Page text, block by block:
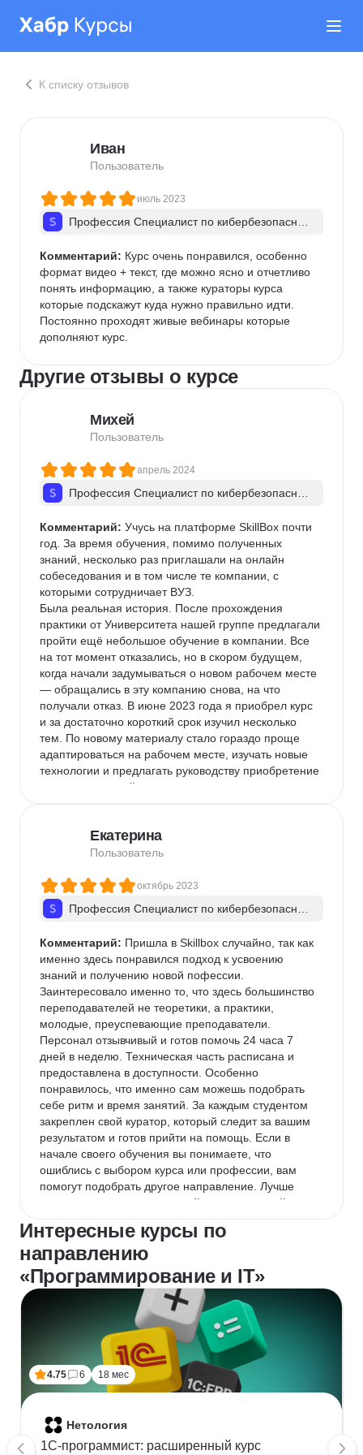
К списку отзывов
Иван
Пользователь
июль 2023
Профессия Специалист по кибербезопас­но­с
Комментарий: Курс очень понравился, особенно
формат видео + текст, где можно ясно и отчетливо
понять информацию, а также кураторы курса
которые подскажут куда нужно правильно идти.
Постоянно проходят живые вебинары которые
дополняют курс.
Другие отзывы о курсе
Михей
Пользователь
апрель 2024
Профессия Специалист по кибербезопас­но­с
Комментарий: Учусь на платформе SkillBox почти
год. За время обучения, помимо полученных
знаний, несколько раз приглашали на онлайн
собеседования и в том числе те компании, с
которыми сотрудничает ВУЗ.
Была реальная история. После прохождения
практики от Университета нашей группе предлагали
пройти ещё небольшое обучение в компании. Все
на тот момент отказались, но в скором будущем,
когда начали задумываться о новом рабочем месте
— обращались в эту компанию снова, на что
получали отказ. В июне 2023 года я приобрел курс
и за достаточно короткий срок изучил несколько
тем. По новому материалу стало гораздо проще
адаптироваться на рабочем месте, изучать новые
технологии и предлагать руководству приобретение
новых технологий.
когда меня пригласили на собеседование в ту де
компанию, в которой не так давно получал отказ на
В общем, площадка реально учит, преподносит
новые знания, курсы постоянно обновляются, из-за
чего не теряют актуальность!
Екатерина
Пользователь
октябрь 2023
Профессия Специалист по кибербезопас­но­с
Комментарий: Пришла в Skillbox случайно, так как
именно здесь понравился подход к усвоению
знаний и получению новой пофессии.
Заинтересовало именно то, что здесь большинство
переподавателей не теоретики, а практики,
молодые, преуспевающие преподаватели.
Персонал отзывчивый и готов помочь 24 часа 7
дней в неделю. Техническая часть расписана и
предоставлена в доступности. Особенно
понравилось, что именно сам можешь подобрать
себе ритм и время занятий. За каждым студентом
закреплен свой куратор, который следит за вашим
результатом и готов прийти на помощь. Если в
начале своего обучения вы понимаете, что
ошиблись с выбором курса или профессии, вам
помогут подобрать другое направление. Лучше
конечно в самом начале пройти специальный тест
лояльные цены, постоянные скидки (можно
воспользоваться этим). Довольно часто проходят
беспланые презентации и семинары, на которых
можно узнать и подчеркнуть для себя что-то новое.
Дерзайте и у вас всё получится, главное сделать
Интересные курсы по
направлению
«Программирование и IT»
4.75 6 18 мес
Нетология
1C-программист: расширенный курс